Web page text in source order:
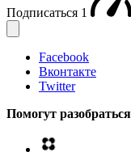
Подписаться 1
Facebook
Вконтакте
Twitter
Помогут